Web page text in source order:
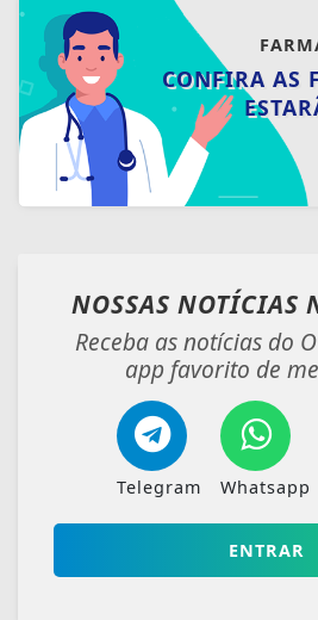
CONFIRA AS
NOSSAS NOTÍCIAS
Receba as notícias do
app favorito de
Telegram Whatsapp
ENTRAR